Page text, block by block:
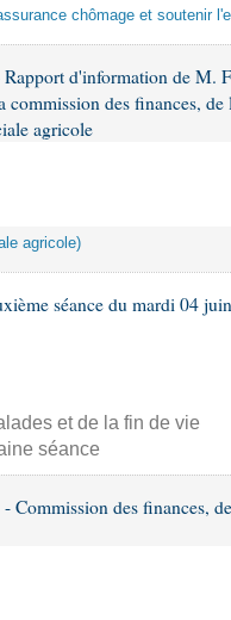
chômage et soutenir
d'information de M.
des finances,
agricole
agricole)
séance du mardi 04
et de la fin de vie
séance
Commission des finances,